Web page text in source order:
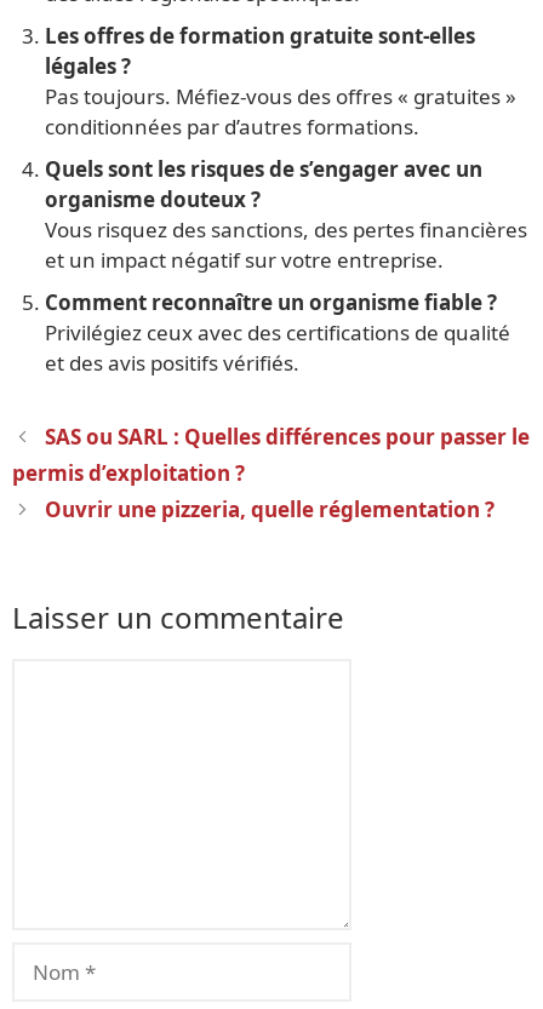
Les offres de formation gratuite sont-elles
légales ?
Pas toujours. Méfiez-vous des offres « gratuites »
conditionnées par d’autres formations.
Quels sont les risques de s’engager avec un
organisme douteux ?
Vous risquez des sanctions, des pertes financières
et un impact négatif sur votre entreprise.
Comment reconnaître un organisme fiable ?
Privilégiez ceux avec des certifications de qualité
et des avis positifs vérifiés.
Navigation
des
articles
SAS ou SARL : Quelles différences pour passer le
permis d’exploitation ?
Ouvrir une pizzeria, quelle réglementation ?
Laisser un commentaire